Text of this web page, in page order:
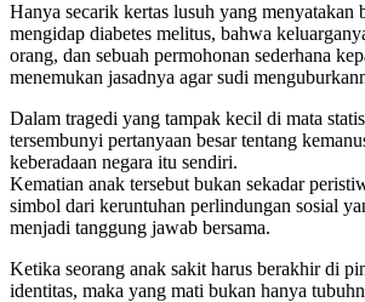
Hanya secarik kertas lusuh yang menyatakan
mengidap diabetes melitus, bahwa
orang, dan sebuah permohonan sederhana
menemukan jasadnya agar sudi
Dalam tragedi yang tampak kecil di mata
tersembunyi pertanyaan besar tentang
keberadaan negara itu sendiri.
Kematian anak tersebut bukan sekadar
simbol dari keruntuhan perlindungan sosial
menjadi tanggung jawab bersama.
Ketika seorang anak sakit harus berakhir di
identitas, maka yang mati bukan hanya